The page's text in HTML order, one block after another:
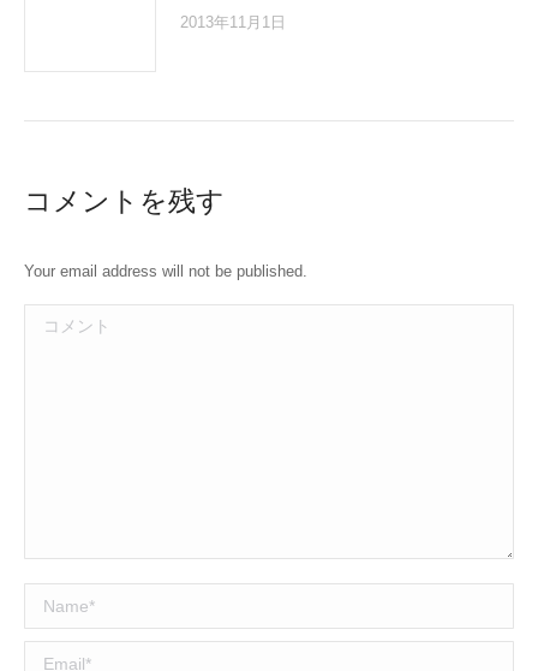
2013年11月1日
コメントを残す
Your email address will not be published.
コメント
Name *
Email *